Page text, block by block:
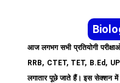
आज लगभग सभी प्रतियोगी
RRB, CTET, TET, B.Ed,
लगातार पूछे जाते हैं। इस सेक्शन में